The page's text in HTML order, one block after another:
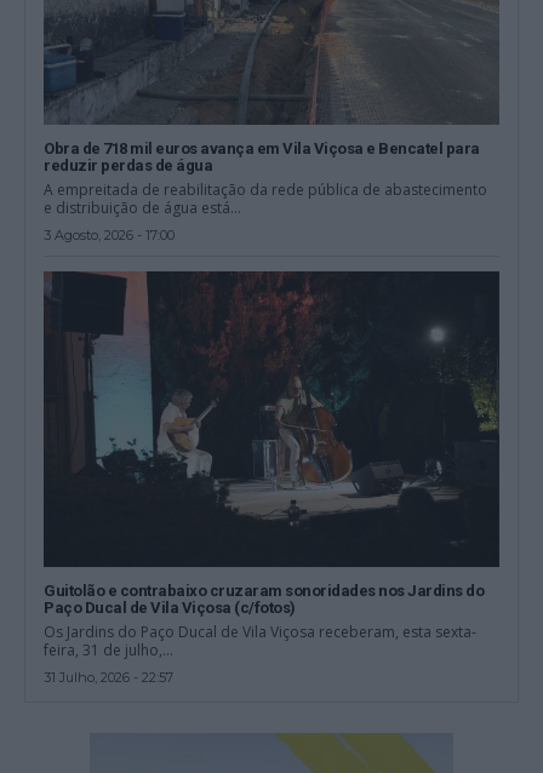
Obra de 718 mil euros avança em Vila Viçosa e Bencatel para
reduzir perdas de água
A empreitada de reabilitação da rede pública de abastecimento
e distribuição de água está...
3 Agosto, 2026 - 17:00
Guitolão e contrabaixo cruzaram sonoridades nos Jardins do
Paço Ducal de Vila Viçosa (c/fotos)
Os Jardins do Paço Ducal de Vila Viçosa receberam, esta sexta-
feira, 31 de julho,...
31 Julho, 2026 - 22:57